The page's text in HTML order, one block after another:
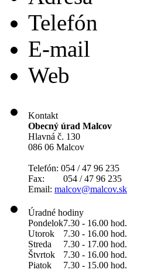
Telefón
E-mail
Web
Kontakt
Obecný úrad Malcov
Hlavná č. 130
086 06 Malcov
Telefón: 054 / 47 96 235
Fax: 054 / 47 96 235
Email: malcov@malcov.sk
Úradné hodiny
Pondelok7.30 - 16.00 hod.
Utorok
7.30 - 16.00 hod.
Streda
7.30 - 17.00 hod.
Štvrtok
7.30 - 16.00 hod.
Piatok
7.30 - 15.00 hod.